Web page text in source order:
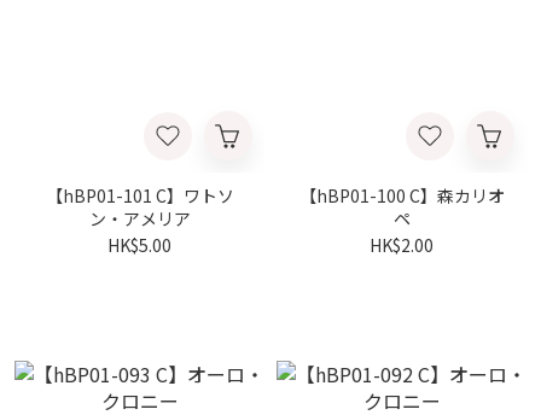
【hBP01-101 C】ワトソ
ン・アメリア
HK$5.00
【hBP01-100 C】森カリオ
ペ
HK$2.00